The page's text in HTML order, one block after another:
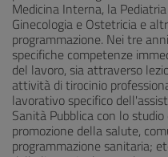
Medicina Interna, la
Ginecologia e Ostetricia e
programmazione. Nei tre
specifiche competenze
del lavoro, sia attraverso
attività di tirocinio
lavorativo specifico
Sanità Pubblica con lo
promozione della salute,
programmazione sanitaria;